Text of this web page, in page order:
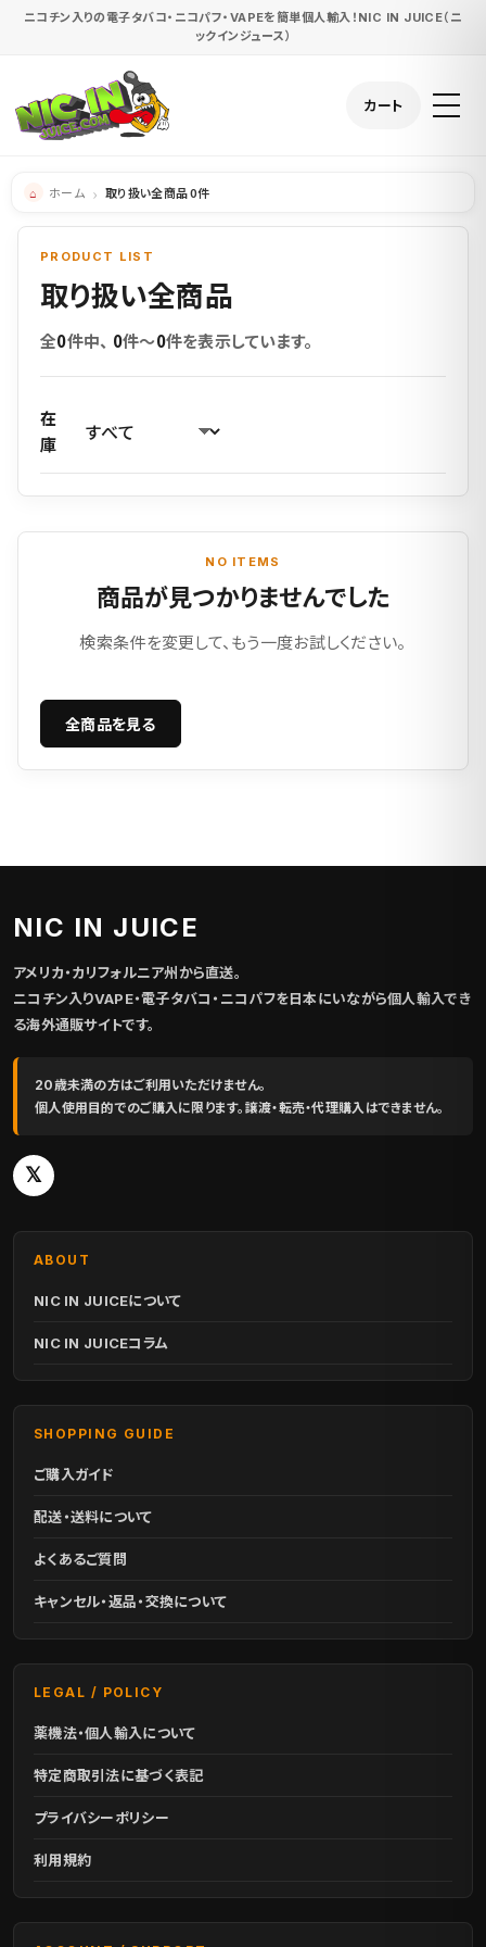
ニコチン入りの電子タバコ・ニコパフ・VAPEを簡単個人輸入！NIC IN JUICE（ニ
ックインジュース）
カート
ホーム 取り扱い全商品 0件
PRODUCT LIST
取り扱い全商品
全0件中、 0件〜0件を表示しています。
在
庫
NO ITEMS
商品が見つかりませんでした
検索条件を変更して、もう一度お試しください。
全商品を見る
NIC IN JUICE
アメリカ・カリフォルニア州から直送。
ニコチン入りVAPE・電子タバコ・ニコパフを日本にいながら個人輸入でき
る海外通販サイトです。
20歳未満の方はご利用いただけません。
個人使用目的でのご購入に限ります。譲渡・転売・代理購入はできません。
𝕏
ABOUT
NIC IN JUICEについて
NIC IN JUICEコラム
SHOPPING GUIDE
ご購入ガイド
配送・送料について
よくあるご質問
キャンセル・返品・交換について
LEGAL / POLICY
薬機法・個人輸入について
特定商取引法に基づく表記
プライバシーポリシー
利用規約